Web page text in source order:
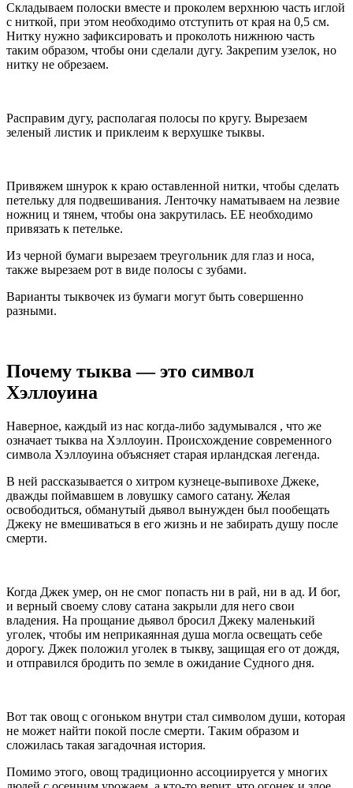
Складываем полоски вместе и проколем верхнюю часть иглой
с ниткой, при этом необходимо отступить от края на 0,5 см.
Нитку нужно зафиксировать и проколоть нижнюю часть
таким образом, чтобы они сделали дугу. Закрепим узелок, но
нитку не обрезаем.
Расправим дугу, располагая полосы по кругу. Вырезаем
зеленый листик и приклеим к верхушке тыквы.
Привяжем шнурок к краю оставленной нитки, чтобы сделать
петельку для подвешивания. Ленточку наматываем на лезвие
ножниц и тянем, чтобы она закрутилась. ЕЕ необходимо
привязать к петельке.
Из черной бумаги вырезаем треугольник для глаз и носа,
также вырезаем рот в виде полосы с зубами.
Варианты тыквочек из бумаги могут быть совершенно
разными.
Почему тыква — это символ
Хэллоуина
Наверное, каждый из нас когда-либо задумывался , что же
означает тыква на Хэллоуин. Происхождение современного
символа Хэллоуина объясняет старая ирландская легенда.
В ней рассказывается о хитром кузнеце-выпивохе Джеке,
дважды поймавшем в ловушку самого сатану. Желая
освободиться, обманутый дьявол вынужден был пообещать
Джеку не вмешиваться в его жизнь и не забирать душу после
смерти.
Когда Джек умер, он не смог попасть ни в рай, ни в ад. И бог,
и верный своему слову сатана закрыли для него свои
владения. На прощание дьявол бросил Джеку маленький
уголек, чтобы им неприкаянная душа могла освещать себе
дорогу. Джек положил уголек в тыкву, защищая его от дождя,
и отправился бродить по земле в ожидание Судного дня.
Вот так овощ с огоньком внутри стал символом души, которая
не может найти покой после смерти. Таким образом и
сложилась такая загадочная история.
Помимо этого, овощ традиционно ассоциируется у многих